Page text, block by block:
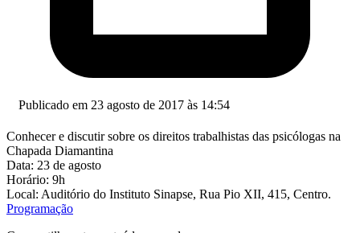
Publicado em 23 agosto de 2017 às 14:54
Conhecer e discutir sobre os direitos trabalhistas das psicólogas na
Chapada Diamantina
Data: 23 de agosto
Horário: 9h
Local: Auditório do Instituto Sinapse, Rua Pio XII, 415, Centro.
Programação